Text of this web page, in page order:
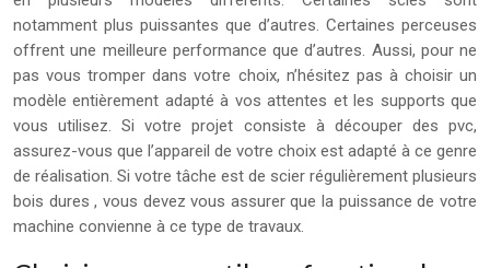
notamment plus puissantes que d’autres. Certaines perceuses
offrent une meilleure performance que d’autres. Aussi, pour ne
pas vous tromper dans votre choix, n’hésitez pas à choisir un
modèle entièrement adapté à vos attentes et les supports que
vous utilisez. Si votre projet consiste à découper des pvc,
assurez-vous que l’appareil de votre choix est adapté à ce genre
de réalisation. Si votre tâche est de scier régulièrement plusieurs
bois dures , vous devez vous assurer que la puissance de votre
machine convienne à ce type de travaux.